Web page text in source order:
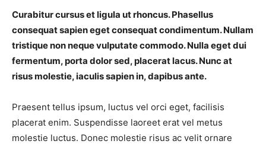
Curabitur cursus et ligula ut rhoncus. Phasellus
consequat sapien eget consequat condimentum. Nullam
tristique non neque vulputate commodo. Nulla eget dui
fermentum, porta dolor sed, placerat lacus. Nunc at
risus molestie, iaculis sapien in, dapibus ante.
Praesent tellus ipsum, luctus vel orci eget, facilisis
placerat enim. Suspendisse laoreet erat vel metus
molestie luctus. Donec molestie risus ac velit ornare